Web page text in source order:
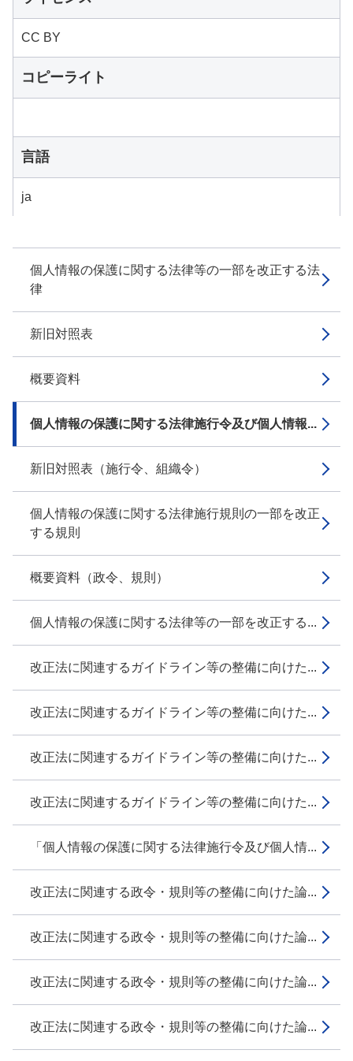
個人情報の保護に関する法律等の一部を改正する法
律
新旧対照表
概要資料
個人情報の保護に関する法律施行令及び個人情報...
新旧対照表（施行令、組織令）
個人情報の保護に関する法律施行規則の一部を改正
する規則
概要資料（政令、規則）
個人情報の保護に関する法律等の一部を改正する...
改正法に関連するガイドライン等の整備に向けた...
改正法に関連するガイドライン等の整備に向けた...
改正法に関連するガイドライン等の整備に向けた...
改正法に関連するガイドライン等の整備に向けた...
「個人情報の保護に関する法律施行令及び個人情...
改正法に関連する政令・規則等の整備に向けた論...
改正法に関連する政令・規則等の整備に向けた論...
改正法に関連する政令・規則等の整備に向けた論...
改正法に関連する政令・規則等の整備に向けた論...
CC BY
コピーライト
言語
ja